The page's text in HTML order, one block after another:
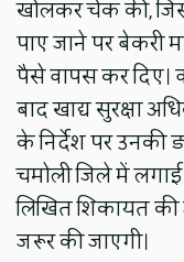
खोलकर चेक की,
पाए जाने पर बेकरी
पैसे वापस कर दिए।
बाद खाद्य सुरक्षा
के निर्देश पर उनकी
चमोली जिले में
लिखित शिकायत की
जरूर की जाएगी।